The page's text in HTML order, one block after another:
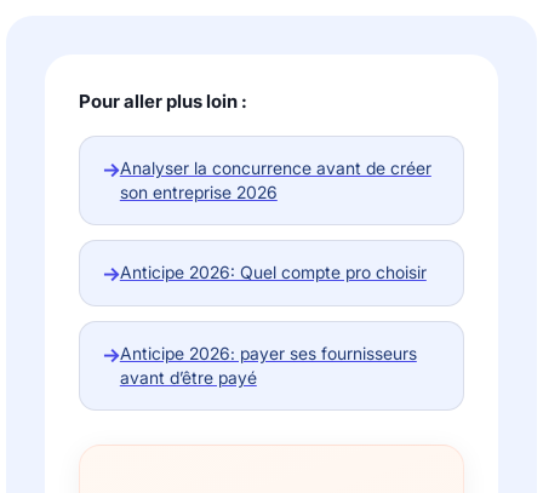
Pour aller plus loin :
→Analyser la concurrence avant de créer
son entreprise 2026
→Anticipe 2026: Quel compte pro choisir
→Anticipe 2026: payer ses fournisseurs
avant d’être payé